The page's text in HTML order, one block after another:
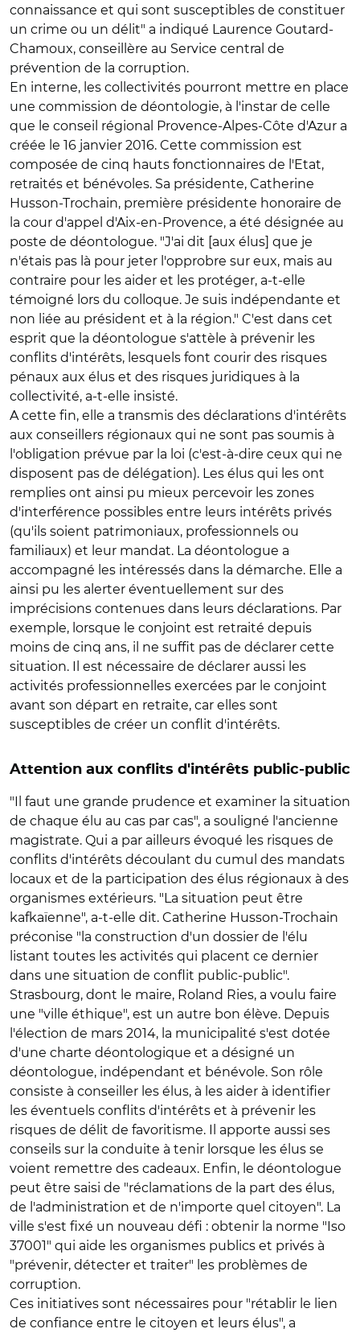
connaissance et qui sont susceptibles de constituer
un crime ou un délit" a indiqué Laurence Goutard-
Chamoux, conseillère au Service central de
prévention de la corruption.
En interne, les collectivités pourront mettre en place
une commission de déontologie, à l'instar de celle
que le conseil régional Provence-Alpes-Côte d'Azur a
créée le 16 janvier 2016. Cette commission est
composée de cinq hauts fonctionnaires de l'Etat,
retraités et bénévoles. Sa présidente, Catherine
Husson-Trochain, première présidente honoraire de
la cour d'appel d'Aix-en-Provence, a été désignée au
poste de déontologue. "J'ai dit [aux élus] que je
n'étais pas là pour jeter l'opprobre sur eux, mais au
contraire pour les aider et les protéger, a-t-elle
témoigné lors du colloque. Je suis indépendante et
non liée au président et à la région." C'est dans cet
esprit que la déontologue s'attèle à prévenir les
conflits d'intérêts, lesquels font courir des risques
pénaux aux élus et des risques juridiques à la
collectivité, a-t-elle insisté.
A cette fin, elle a transmis des déclarations d'intérêts
aux conseillers régionaux qui ne sont pas soumis à
l'obligation prévue par la loi (c'est-à-dire ceux qui ne
disposent pas de délégation). Les élus qui les ont
remplies ont ainsi pu mieux percevoir les zones
d'interférence possibles entre leurs intérêts privés
(qu'ils soient patrimoniaux, professionnels ou
familiaux) et leur mandat. La déontologue a
accompagné les intéressés dans la démarche. Elle a
ainsi pu les alerter éventuellement sur des
imprécisions contenues dans leurs déclarations. Par
exemple, lorsque le conjoint est retraité depuis
moins de cinq ans, il ne suffit pas de déclarer cette
situation. Il est nécessaire de déclarer aussi les
activités professionnelles exercées par le conjoint
avant son départ en retraite, car elles sont
susceptibles de créer un conflit d'intérêts.
Attention aux conflits d'intérêts public-public
"Il faut une grande prudence et examiner la situation
de chaque élu au cas par cas", a souligné l'ancienne
magistrate. Qui a par ailleurs évoqué les risques de
conflits d'intérêts découlant du cumul des mandats
locaux et de la participation des élus régionaux à des
organismes extérieurs. "La situation peut être
kafkaïenne", a-t-elle dit. Catherine Husson-Trochain
préconise "la construction d'un dossier de l'élu
listant toutes les activités qui placent ce dernier
dans une situation de conflit public-public".
Strasbourg, dont le maire, Roland Ries, a voulu faire
une "ville éthique", est un autre bon élève. Depuis
l'élection de mars 2014, la municipalité s'est dotée
d'une charte déontologique et a désigné un
déontologue, indépendant et bénévole. Son rôle
consiste à conseiller les élus, à les aider à identifier
les éventuels conflits d'intérêts et à prévenir les
risques de délit de favoritisme. Il apporte aussi ses
conseils sur la conduite à tenir lorsque les élus se
voient remettre des cadeaux. Enfin, le déontologue
peut être saisi de "réclamations de la part des élus,
de l'administration et de n'importe quel citoyen". La
ville s'est fixé un nouveau défi : obtenir la norme "Iso
37001" qui aide les organismes publics et privés à
"prévenir, détecter et traiter" les problèmes de
corruption.
Ces initiatives sont nécessaires pour "rétablir le lien
de confiance entre le citoyen et leurs élus", a